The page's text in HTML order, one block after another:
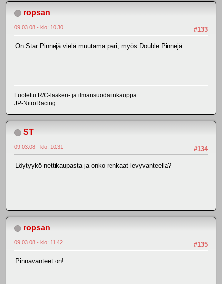
ropsan
#133
09.03.08 - klo: 10.30
On Star Pinnejä vielä muutama pari, myös Double Pinnejä.
Luotettu R/C-laakeri- ja ilmansuodatinkauppa.
JP-NitroRacing
ST
#134
09.03.08 - klo: 10.31
Löytyykö nettikaupasta ja onko renkaat levyvanteella?
ropsan
#135
09.03.08 - klo: 11.42
Pinnavanteet on!